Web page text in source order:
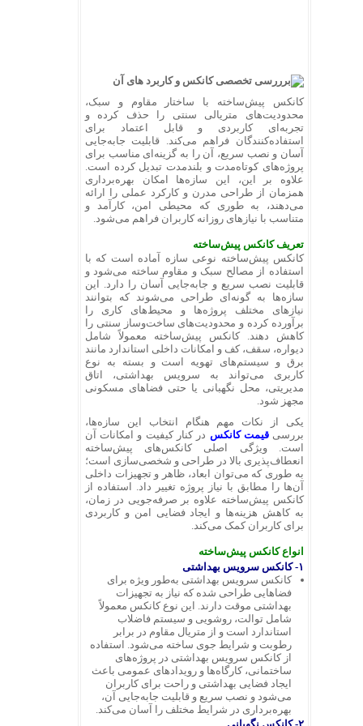
کانکس پیش‌ساخته با ساختار مقاوم و سبک،
محدودیت‌های متریالی سنتی را حذف کرده و
تجربه‌ای کاربردی و قابل اعتماد برای
استفاده‌کنندگان فراهم می‌کند. قابلیت جابه‌جایی
آسان و نصب سریع، آن را به گزینه‌ای مناسب برای
پروژه‌های کوتاه‌مدت و بلندمدت تبدیل کرده است.
علاوه بر این، این سازه‌ها امکان بهره‌برداری
همزمان از طراحی مدرن و کارکرد عملی را ارائه
می‌دهند، به طوری که محیطی امن، کارآمد و
متناسب با نیازهای روزانه کاربران فراهم می‌شود.
تعریف کانکس پیش‌ساخته
کانکس پیش‌ساخته نوعی سازه آماده است که با
استفاده از مصالح سبک و مقاوم ساخته می‌شود و
قابلیت نصب سریع و جابه‌جایی آسان را دارد. این
سازه‌ها به گونه‌ای طراحی می‌شوند که بتوانند
نیازهای مختلف پروژه‌ها و محیط‌های کاری را
برآورده کرده و محدودیت‌های ساخت‌وساز سنتی را
کاهش دهند. کانکس پیش‌ساخته معمولاً شامل
دیواره، سقف، کف و امکانات داخلی استاندارد مانند
برق و سیستم‌های تهویه است و بسته به نوع
کاربری می‌تواند به سرویس بهداشتی، اتاق
مدیریتی، محل نگهبانی یا حتی فضاهای مسکونی
مجهز شود.
یکی از نکات مهم هنگام انتخاب این سازه‌ها،
بررسیقیمت کانکس در کنار کیفیت و امکانات آن
است. ویژگی اصلی کانکس‌های پیش‌ساخته
انعطاف‌پذیری بالا در طراحی و شخصی‌سازی است؛
به طوری که می‌توان ابعاد، ظاهر و تجهیزات داخلی
آن‌ها را مطابق با نیاز پروژه تغییر داد. استفاده از
کانکس پیش‌ساخته علاوه بر صرفه‌جویی در زمان،
به کاهش هزینه‌ها و ایجاد فضایی امن و کاربردی
برای کاربران کمک می‌کند.
انواع کانکس پیش‌ساخته
۱- کانکس سرویس بهداشتی
کانکس سرویس بهداشتی به‌طور ویژه برای
فضاهایی طراحی شده که نیاز به تجهیزات
بهداشتی موقت دارند. این نوع کانکس معمولاً
شامل توالت، روشویی و سیستم فاضلاب
استاندارد است و از متریال مقاوم در برابر
رطوبت و شرایط جوی ساخته می‌شود. استفاده
از کانکس سرویس بهداشتی در پروژه‌های
ساختمانی، کارگاه‌ها و رویدادهای عمومی باعث
ایجاد فضایی بهداشتی و راحت برای کاربران
می‌شود و نصب سریع و قابلیت جابه‌جایی آن،
بهره‌برداری در شرایط مختلف را آسان می‌کند.